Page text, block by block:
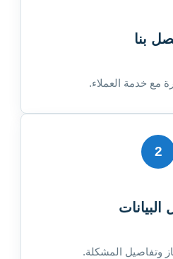
بنا
مع خدمة العملاء.
2
وتفاصيل المشكلة.